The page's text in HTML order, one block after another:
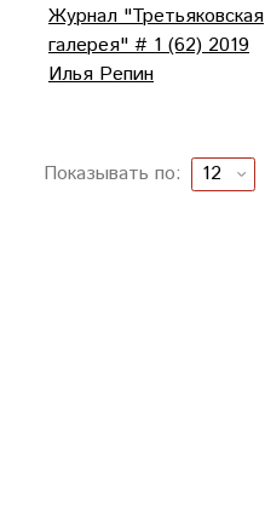
Журнал "Третьяковская
галерея" # 1 (62) 2019
Илья Репин
Показывать по: